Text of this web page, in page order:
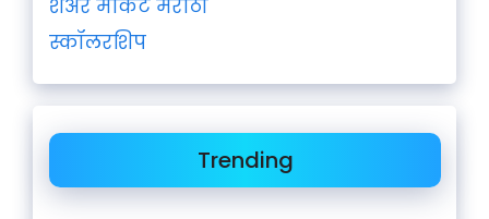
शेअर मार्केट मराठी
स्कॉलरशिप
Trending